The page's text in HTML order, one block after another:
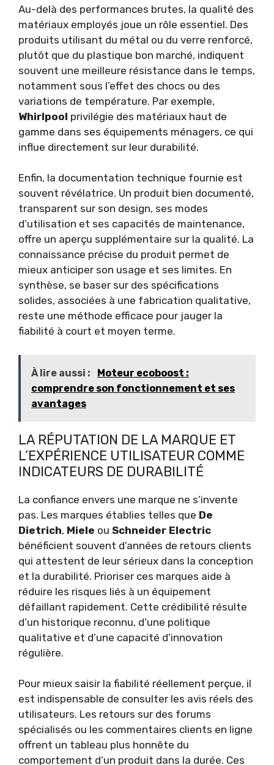
Au-delà des performances brutes, la qualité des
matériaux employés joue un rôle essentiel. Des
produits utilisant du métal ou du verre renforcé,
plutôt que du plastique bon marché, indiquent
souvent une meilleure résistance dans le temps,
notamment sous l’effet des chocs ou des
variations de température. Par exemple,
Whirlpool privilégie des matériaux haut de
gamme dans ses équipements ménagers, ce qui
influe directement sur leur durabilité.
Enfin, la documentation technique fournie est
souvent révélatrice. Un produit bien documenté,
transparent sur son design, ses modes
d’utilisation et ses capacités de maintenance,
offre un aperçu supplémentaire sur la qualité. La
connaissance précise du produit permet de
mieux anticiper son usage et ses limites. En
synthèse, se baser sur des spécifications
solides, associées à une fabrication qualitative,
reste une méthode efficace pour jauger la
fiabilité à court et moyen terme.
À lire aussi :
Moteur ecoboost :
comprendre son fonctionnement et ses
avantages
LA RÉPUTATION DE LA MARQUE ET
L’EXPÉRIENCE UTILISATEUR COMME
INDICATEURS DE DURABILITÉ
La confiance envers une marque ne s’invente
pas. Les marques établies telles que De
Dietrich, Miele ou Schneider Electric
bénéficient souvent d’années de retours clients
qui attestent de leur sérieux dans la conception
et la durabilité. Prioriser ces marques aide à
réduire les risques liés à un équipement
défaillant rapidement. Cette crédibilité résulte
d’un historique reconnu, d’une politique
qualitative et d’une capacité d’innovation
régulière.
Pour mieux saisir la fiabilité réellement perçue, il
est indispensable de consulter les avis réels des
utilisateurs. Les retours sur des forums
spécialisés ou les commentaires clients en ligne
offrent un tableau plus honnête du
comportement d’un produit dans la durée. Ces